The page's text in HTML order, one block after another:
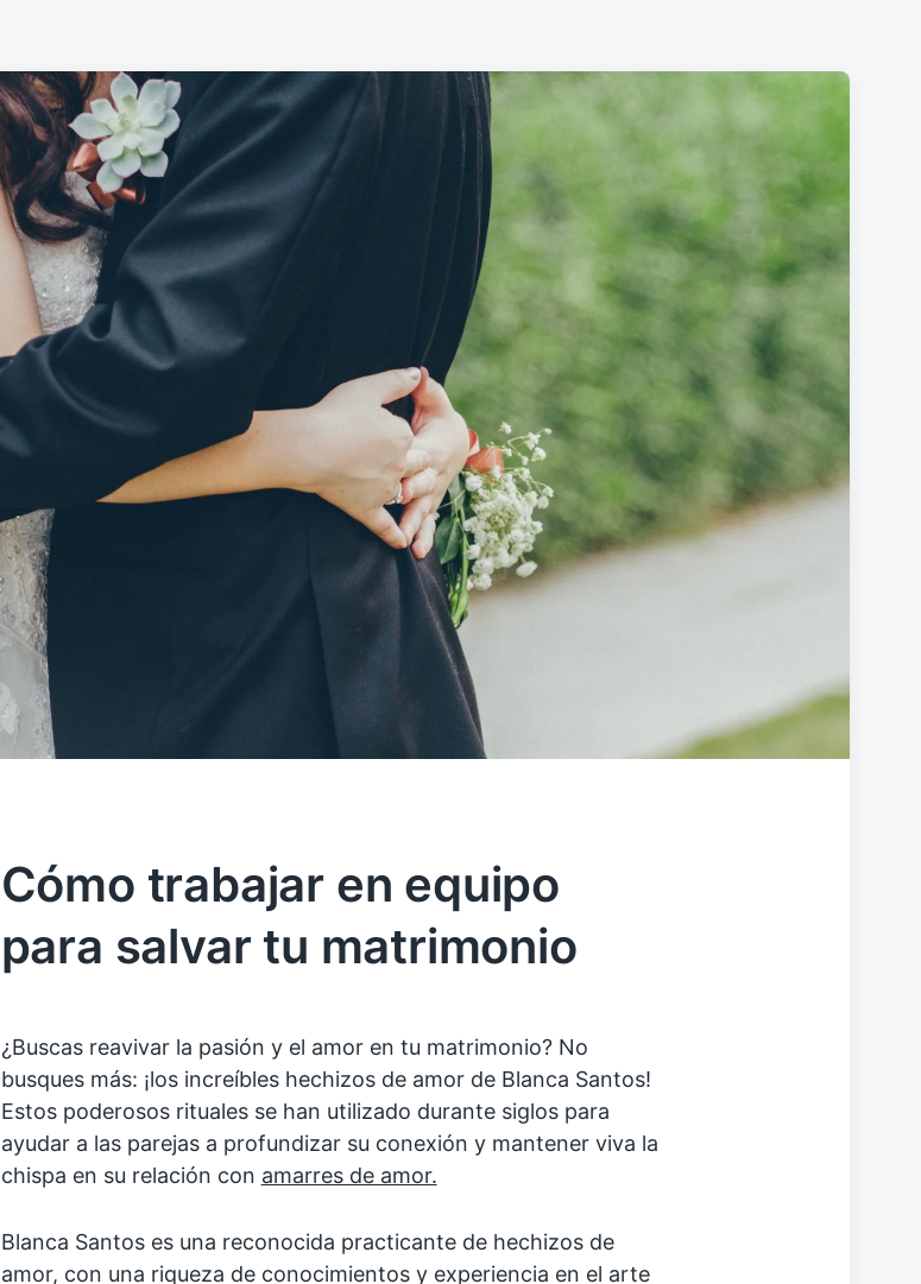
Cómo trabajar en equipo
para salvar tu matrimonio
¿Buscas reavivar la pasión y el amor en tu matrimonio? No
busques más: ¡los increíbles hechizos de amor de Blanca Santos!
Estos poderosos rituales se han utilizado durante siglos para
ayudar a las parejas a profundizar su conexión y mantener viva la
chispa en su relación con amarres de amor.
Blanca Santos es una reconocida practicante de hechizos de
amor, con una riqueza de conocimientos y experiencia en el arte